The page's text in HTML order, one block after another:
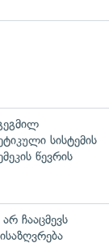
სისტემის
წევრის
ჩააცმევს